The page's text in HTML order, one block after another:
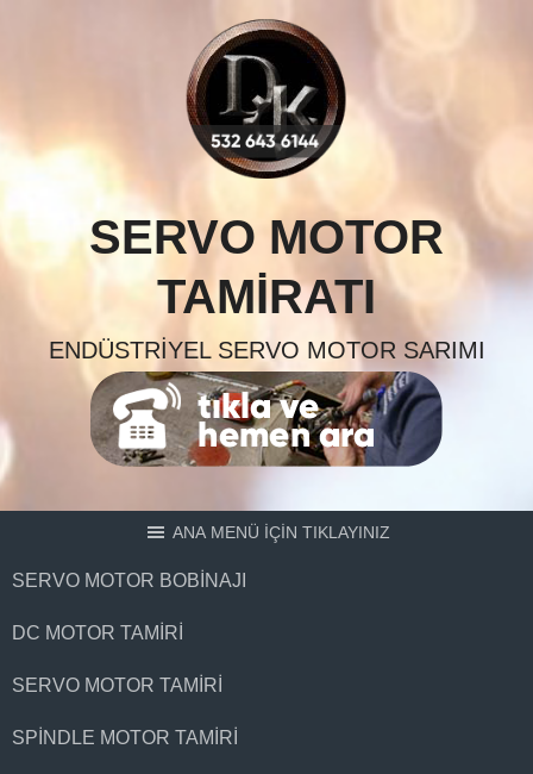
SERVO MOTOR
TAMIRATI
ENDÜSTRIYEL SERVO MOTOR SARIMI
ANA MENÜ İÇİN TIKLAYINIZ
SERVO MOTOR BOBINAJI
DC MOTOR TAMIRI
SERVO MOTOR TAMIRI
SPINDLE MOTOR TAMIRI